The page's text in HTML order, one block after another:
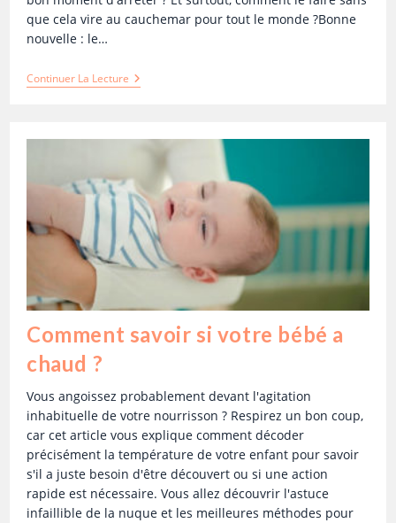
que cela vire au cauchemar pour tout le monde ?Bonne
nouvelle : le…
Continuer La Lecture
Comment savoir si votre bébé a
chaud ?
Vous angoissez probablement devant l'agitation
inhabituelle de votre nourrisson ? Respirez un bon coup,
car cet article vous explique comment décoder
précisément la température de votre enfant pour savoir
s'il a juste besoin d'être découvert ou si une action
rapide est nécessaire. Vous allez découvrir l'astuce
infaillible de la nuque et les meilleures méthodes pour